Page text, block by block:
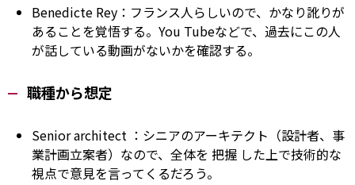
Benedicte Rey：フランス人らしいので、かなり訛りが
あることを覚悟する。You Tubeなどで、過去にこの人
が話している動画がないかを確認する。
職種から想定
Seniorarchitect ：シニアのアーキテクト（設計者、事
業計画立案者）なので、全体を 把握 した上で技術的な
視点で意見を言ってくるだろう。